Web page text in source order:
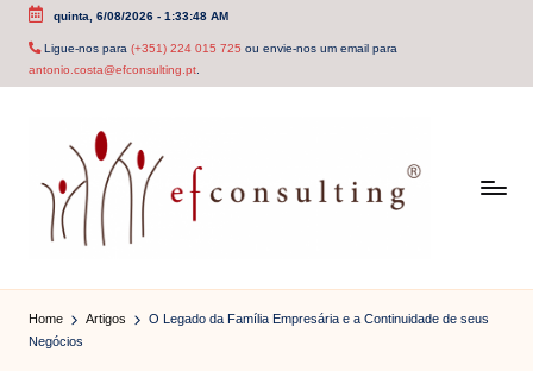
Skip
quinta, 6/08/2026- 1:33:48 AM
Ligue-nos para (+351) 224 015 725 ou envie-nos um email para
antonio.costa@efconsulting.pt.
f
Home Artigos
O Legado da Família Empresária e a Continuidade de seus
Negócios